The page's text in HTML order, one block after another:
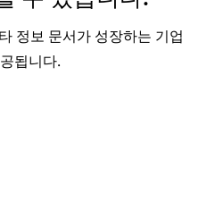
정보 문서가 성장하는 기업
됩니다.